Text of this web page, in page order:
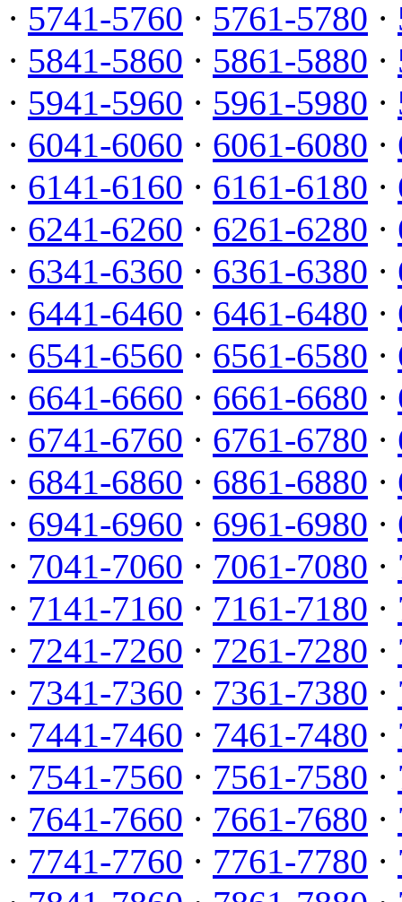
· 5741-5760 · 5761-5780 ·
· 5841-5860 · 5861-5880 ·
· 5941-5960 · 5961-5980 ·
· 6041-6060 · 6061-6080 ·
· 6141-6160 · 6161-6180 ·
· 6241-6260 · 6261-6280 ·
· 6341-6360 · 6361-6380 ·
· 6441-6460 · 6461-6480 ·
· 6541-6560 · 6561-6580 ·
· 6641-6660 · 6661-6680 ·
· 6741-6760 · 6761-6780 ·
· 6841-6860 · 6861-6880 ·
· 6941-6960 · 6961-6980 ·
· 7041-7060 · 7061-7080 ·
· 7141-7160 · 7161-7180 ·
· 7241-7260 · 7261-7280 ·
· 7341-7360 · 7361-7380 ·
· 7441-7460 · 7461-7480 ·
· 7541-7560 · 7561-7580 ·
· 7641-7660 · 7661-7680 ·
· 7741-7760 · 7761-7780 ·